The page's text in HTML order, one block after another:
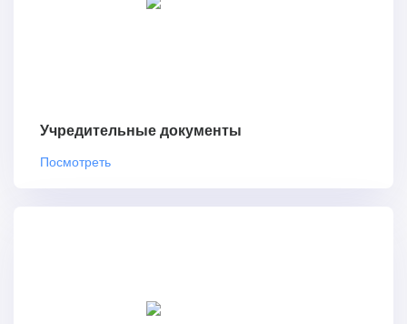
Учредительные документы
Посмотреть